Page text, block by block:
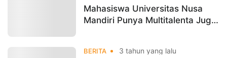
Mahasiswa Universitas Nusa
Mandiri Punya Multitalenta Juga
BERITA 3 tahun yang lalu